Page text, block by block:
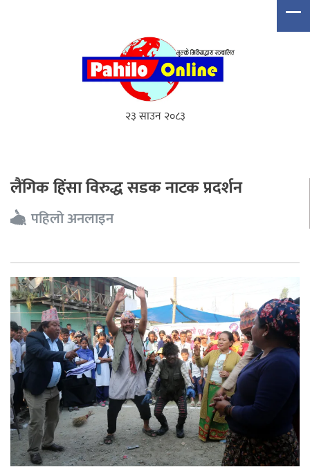
२३ साउन २०८३
लैंगिक हिंसा विरुद्ध सडक नाटक प्रदर्शन
पहिलो अनलाइन